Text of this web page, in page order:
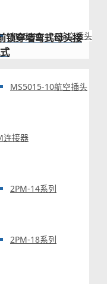
MS5015-12S航空插头
MS5015-10航空插头
连接器
2PM-14系列
2PM-18系列
锁穿墙弯式母头接